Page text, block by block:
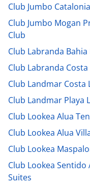
Club Jumbo
Club Jumbo Mogan
Club
Club Labranda Bahia
Club Labranda
Club Landmar Costa
Club Landmar Playa
Club Lookea Alua
Club Lookea Alua
Club Lookea
Club Lookea
Suites